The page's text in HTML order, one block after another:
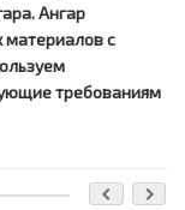
Ангар
материалов с
требованиям